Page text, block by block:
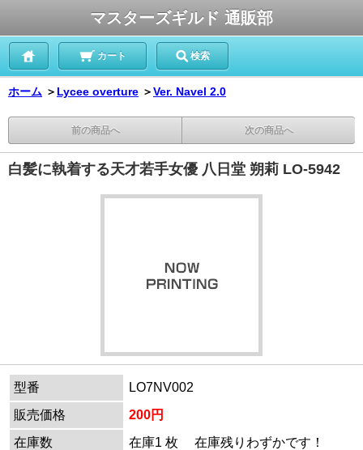
マスターズギルド 通販部
カート 検索
ホーム ＞ Lycee overture ＞Ver. Navel 2.0
前の商品へ 次の商品へ
白髪に執着する天才若手女優 八日堂 朔莉 LO-5942
型番
LO7NV002
販売価格
200円
在庫数
在庫1 枚 在庫残りわずかです！